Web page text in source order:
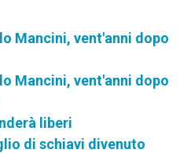
Mancini, vent'anni dopo
Mancini, vent'anni dopo
liberi
di schiavi divenuto